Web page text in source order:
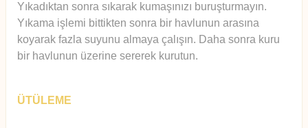
Yıkadıktan sonra sıkarak kumaşınızı buruşturmayın.
Yıkama işlemi bittikten sonra bir havlunun arasına
koyarak fazla suyunu almaya çalışın. Daha sonra kuru
bir havlunun üzerine sererek kurutun.
ÜTÜLEME